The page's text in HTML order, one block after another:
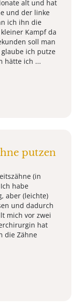
alt und hat
und der linke
ich ihn die
Kampf da
soll man
ich putze
hätte ich ...
putzen
(in
habe
aber (leichte)
und dadurch
mich vor zwei
hat
die Zähne